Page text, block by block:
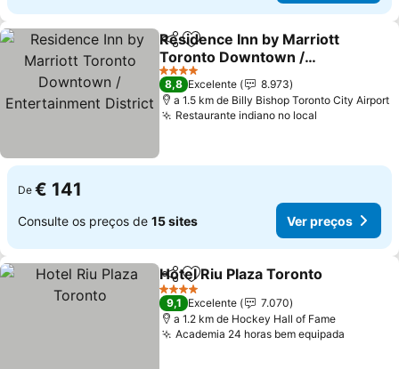
PartilharAdicionar aos favoritos
Residence Inn by Marriott
Toronto Downtown /
Entertainment District
Ver preços
4 Estrelas
8,8 Excelente
8.973
a 1.5 km de Billy Bishop Toronto City Airport
Restaurante indiano no local
De € 141
Consulte os preços de 15 sites Ver preços
PartilharAdicionar aos favoritos
Hotel Riu Plaza Toronto
4 Estrelas
9,1 Excelente
7.070
a 1.2 km de Hockey Hall of Fame
Academia 24 horas bem equipada